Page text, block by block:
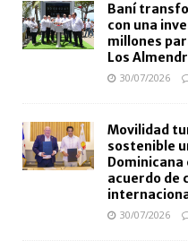
Baní
con una
millones
Los
30/07/2026
Movilidad
sostenible
Dominicana
acuerdo de
30/07/2026